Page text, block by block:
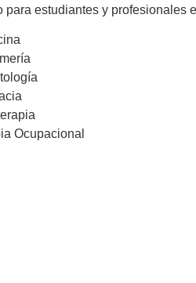
para estudiantes y profesionales
Ocupacional